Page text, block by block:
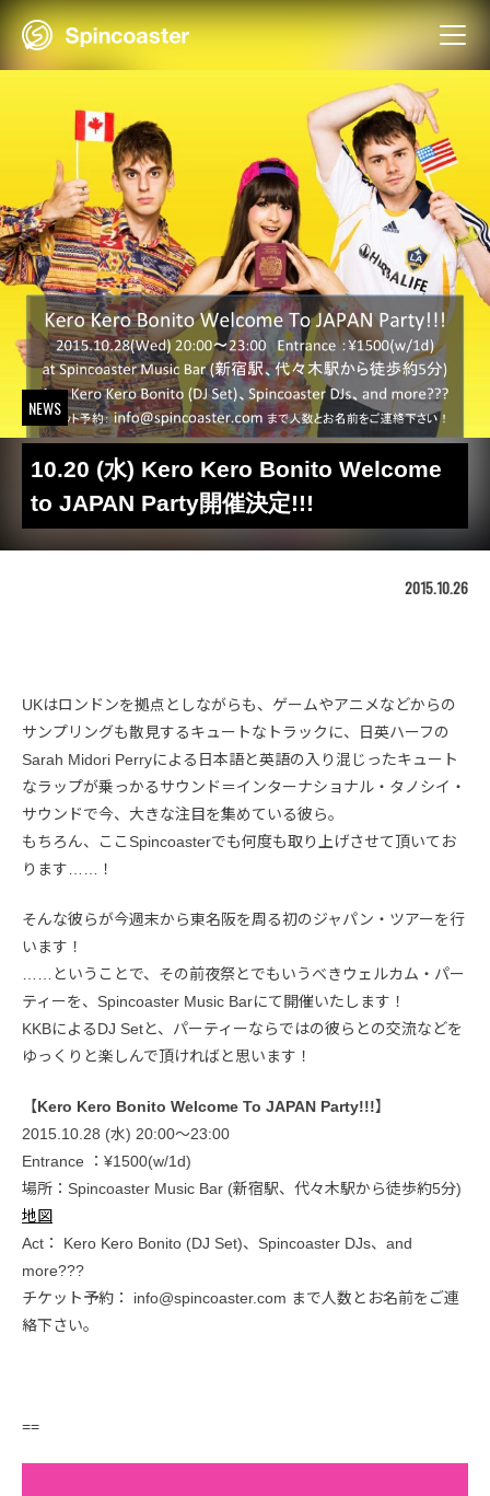
Skip
NEWS
10.20 (水) Kero Kero Bonito Welcome
to JAPAN Party開催決定!!!
2015.10.26
UKはロンドンを拠点としながらも、ゲームやアニメなどからの
サンプリングも散見するキュートなトラックに、日英ハーフの
Sarah Midori Perryによる日本語と英語の入り混じったキュート
なラップが乗っかるサウンド＝インターナショナル・タノシイ・
サウンドで今、大きな注目を集めている彼ら。
もちろん、ここSpincoasterでも何度も取り上げさせて頂いてお
ります……！
そんな彼らが今週末から東名阪を周る初のジャパン・ツアーを行
います！
……ということで、その前夜祭とでもいうべきウェルカム・パー
ティーを、Spincoaster Music Barにて開催いたします！
KKBによるDJ Setと、パーティーならではの彼らとの交流などを
ゆっくりと楽しんで頂ければと思います！
【Kero Kero Bonito Welcome To JAPAN Party!!!】
2015.10.28 (水) 20:00〜23:00
Entrance ：¥1500(w/1d)
場所：Spincoaster Music Bar (新宿駅、代々木駅から徒歩約5分)
地図
Act： Kero Kero Bonito (DJ Set)、Spincoaster DJs、and
more???
チケット予約： info@spincoaster.com まで人数とお名前をご連
絡下さい。
==